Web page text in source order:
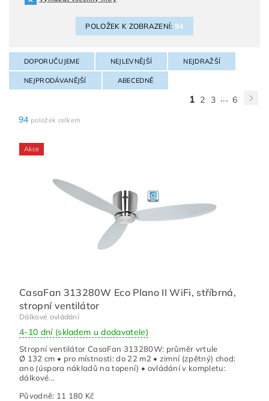
POLOŽEK K ZOBRAZENÍ:94
DOPORUČUJEME NEJLEVNĚJŠÍ NEJDRAŽŠÍ
NEJPRODÁVANĚJŠÍ ABECEDNĚ
1 2 3 ... 6
94 položek celkem
Akce
CasaFan 313280W Eco Plano II WiFi, stříbrná,
stropní ventilátor
Dálkové ovládání
4-10 dní (skladem u dodavatele)
Stropní ventilátor CasaFan 313280W: průměr vrtule
Ø 132 cm • pro místnosti: do 22 m2 • zimní (zpětný) chod:
ano (úspora nákladů na topení) • ovládání v kompletu:
dálkové...
Původně: 11 180 Kč